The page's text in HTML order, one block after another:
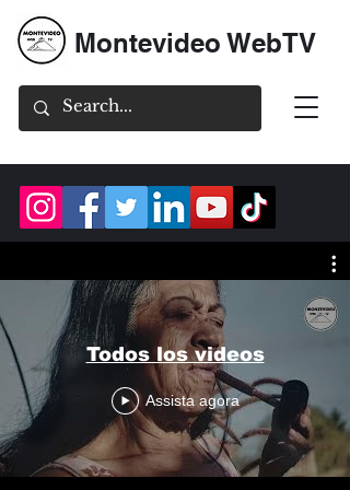
Montevideo WebTV
Todos los videos
Assista agora